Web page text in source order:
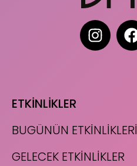
ETKİNLİKLER
BUGÜNÜN ETKİNLİKLERİ
GELECEK ETKİNLİKLER